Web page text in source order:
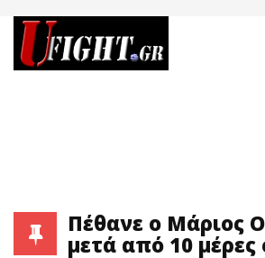
Πέθανε ο Μάριος
μετά από 10 μέρες